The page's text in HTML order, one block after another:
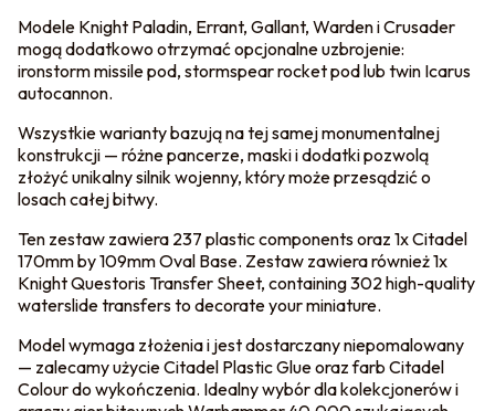
Modele Knight Paladin, Errant, Gallant, Warden i Crusader
mogą dodatkowo otrzymać opcjonalne uzbrojenie:
ironstorm missile pod, stormspear rocket pod lub twin Icarus
autocannon.
Wszystkie warianty bazują na tej samej monumentalnej
konstrukcji — różne pancerze, maski i dodatki pozwolą
złożyć unikalny silnik wojenny, który może przesądzić o
losach całej bitwy.
Ten zestaw zawiera 237 plastic components oraz 1x Citadel
170mm by 109mm Oval Base. Zestaw zawiera również 1x
Knight Questoris Transfer Sheet, containing 302 high-quality
waterslide transfers to decorate your miniature.
Model wymaga złożenia i jest dostarczany niepomalowany
— zalecamy użycie Citadel Plastic Glue oraz farb Citadel
Colour do wykończenia. Idealny wybór dla kolekcjonerów i